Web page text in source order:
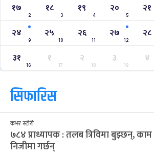
१७
2
१८
3
१९
4
२०
5
२१
२४
9
२५
10
२६
11
२७
12
२८
३१
16
१
17
२
18
३
19
४
सिफारिस
कभर स्टोरी
७८४ प्राध्यापक : तलब त्रिविमा बुझ्छन्, काम
निजीमा गर्छन्